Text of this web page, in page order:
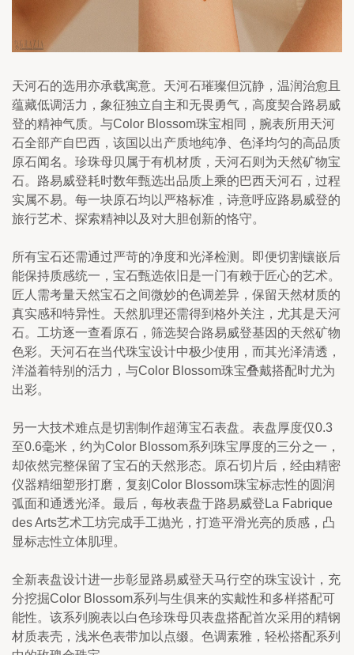
天河石的选用亦承载寓意。天河石璀璨但沉静，温润治愈且
蕴藏低调活力，象征独立自主和无畏勇气，高度契合路易威
登的精神气质。与Color Blossom珠宝相同，腕表所用天河
石全部产自巴西，该国以出产质地纯净、色泽均匀的高品质
原石闻名。珍珠母贝属于有机材质，天河石则为天然矿物宝
石。路易威登耗时数年甄选出品质上乘的巴西天河石，过程
实属不易。每一块原石均以严格标准，诗意呼应路易威登的
旅行艺术、探索精神以及对大胆创新的恪守。
所有宝石还需通过严苛的净度和光泽检测。即便切割镶嵌后
能保持质感统一，宝石甄选依旧是一门有赖于匠心的艺术。
匠人需考量天然宝石之间微妙的色调差异，保留天然材质的
真实感和特异性。天然肌理还需得到格外关注，尤其是天河
石。工坊逐一查看原石，筛选契合路易威登基因的天然矿物
色彩。天河石在当代珠宝设计中极少使用，而其光泽清透，
洋溢着特别的活力，与Color Blossom珠宝叠戴搭配时尤为
出彩。
另一大技术难点是切割制作超薄宝石表盘。表盘厚度仅0.3
至0.6毫米，约为Color Blossom系列珠宝厚度的三分之一，
却依然完整保留了宝石的天然形态。原石切片后，经由精密
仪器精细塑形打磨，复刻Color Blossom珠宝标志性的圆润
弧面和通透光泽。最后，每枚表盘于路易威登La Fabrique
des Arts艺术工坊完成手工抛光，打造平滑光亮的质感，凸
显标志性立体肌理。
全新表盘设计进一步彰显路易威登天马行空的珠宝设计，充
分挖掘Color Blossom系列与生俱来的实戴性和多样搭配可
能性。该系列腕表以白色珍珠母贝表盘搭配首次采用的精钢
材质表壳，浅米色表带加以点缀。色调素雅，轻松搭配系列